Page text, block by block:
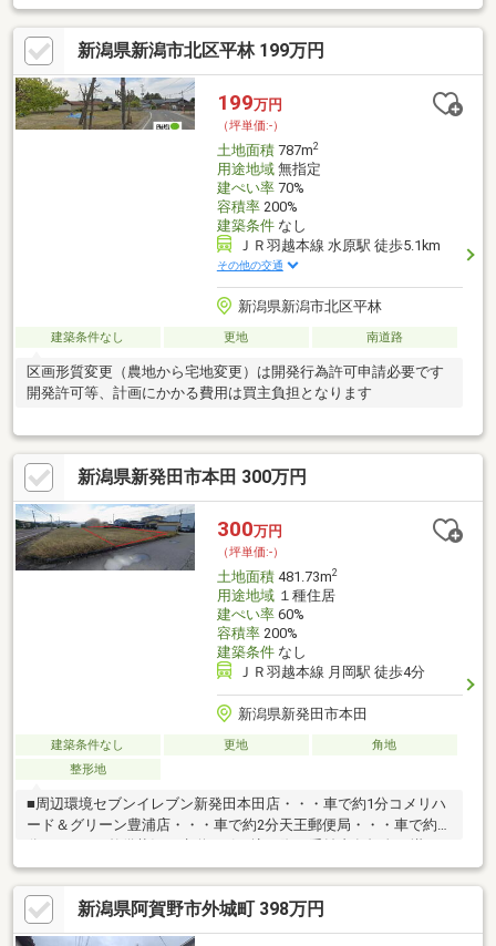
で車で5分！四季折々の景色が楽しめます◎■ダイレックス水原店
まで徒歩10分！生活利便性も◎※売主様による契約不適合責任は
免責です※水道管引き込みはありますが、メーターがありませ
ん。※下水の引込みがありません。申請により阿賀野市から引き
込んでもらえます。（受益者負担金がかかります）・阿賀野市立
水原小学校：徒歩15分(1217ｍ)・阿賀野市立水原中学校：徒歩6分
(515ｍ)
新潟県新潟市北区平林 199万円
199万円
（坪単価:-）
土地面積787m2
用途地域無指定
建ぺい率70%
容積率200%
建築条件なし
ＪＲ羽越本線 水原駅 徒歩5.1km
その他の交通
新潟県新潟市北区平林
建築条件なし 更地 南道路
区画形質変更（農地から宅地変更）は開発行為許可申請必要です
開発許可等、計画にかかる費用は買主負担となります
新潟県新発田市本田 300万円
300万円
（坪単価:-）
土地面積481.73m2
用途地域１種住居
建ぺい率60%
容積率200%
建築条件なし
ＪＲ羽越本線 月岡駅 徒歩4分
新潟県新発田市本田
建築条件なし 更地
角地
整形地
■周辺環境セブンイレブン新発田本田店・・・車で約1分コメリハ
ード＆グリーン豊浦店・・・車で約2分天王郵便局・・・車で約2
ります。
新潟県阿賀野市外城町 398万円